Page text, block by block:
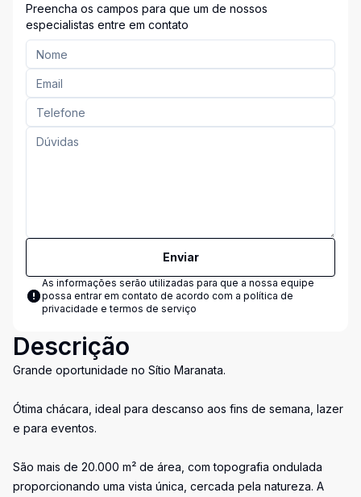
Preencha os campos para que um de nossos
especialistas entre em contato
Enviar
As informações serão utilizadas para que a nossa equipe
possa entrar em contato de acordo com a política de
privacidade e termos de serviço
Descrição
Grande oportunidade no Sítio Maranata.
Ótima chácara, ideal para descanso aos fins de semana, lazer
e para eventos.
São mais de 20.000 m² de área, com topografia ondulada
proporcionando uma vista única, cercada pela natureza. A